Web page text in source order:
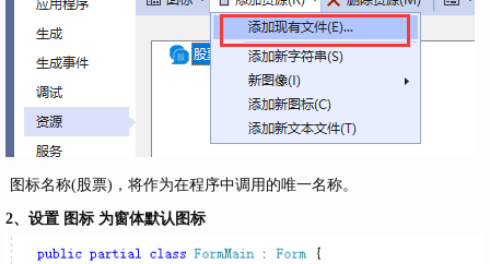
图标名称(股票)，将作为在程序中调用的唯一名称。
2、设置 图标 为窗体默认图标